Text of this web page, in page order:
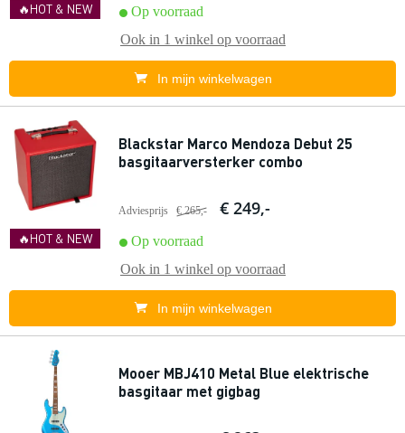
🔥HOT & NEW
Op voorraad
Ook in 1 winkel op voorraad
In mijn winkelwagen
🔥HOT & NEW
Blackstar Marco Mendoza Debut 25
basgitaarversterker combo
Adviesprijs € 265,- € 249,-
Op voorraad
Ook in 1 winkel op voorraad
In mijn winkelwagen
Mooer MBJ410 Metal Blue elektrische
basgitaar met gigbag